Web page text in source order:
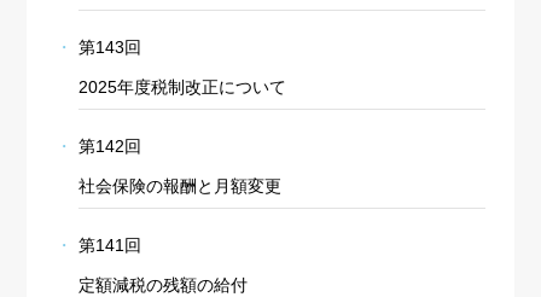
第143回
2025年度税制改正について
第142回
社会保険の報酬と月額変更
第141回
定額減税の残額の給付